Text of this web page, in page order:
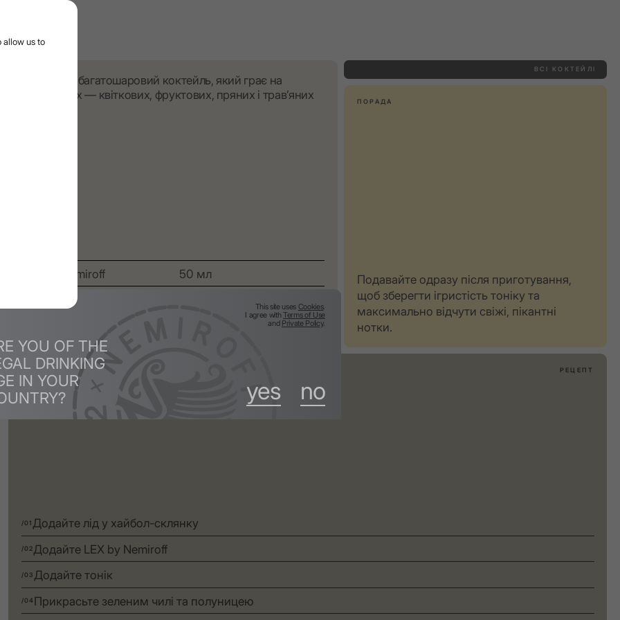
allow us to
YOU OF THE
DRINKING
IN YOUR
This site uses Cookies.
I agree withTerms of Use
and Private Policy.
yes no
Сміливий, багатошаровий коктейль, який грає на
контрастах — квіткових, фруктових, пряних і трав’яних
LEX by Nemiroff
50 мл
Тонік Ревінь&Гібіскус
ПОРАДА
Подавайте одразу після приготування,
щоб зберегти ігристість тоніку та
максимально відчути свіжі, пікантні
нотки.
РЕЦЕПТ
/01Додайте лід у хайбол-склянку
/02Додайте LEX by Nemiroff
/03 Додайте тонік
/04 Прикрасьте зеленим чилі та полуницею
ВСІ КОКТЕЙЛІ